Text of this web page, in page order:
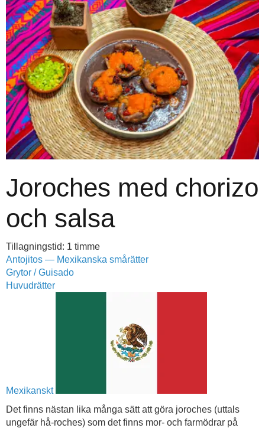
Joroches med chorizo
och salsa
Tillagningstid: 1 timme
Antojitos — Mexikanska smårätter
Grytor / Guisado
Huvudrätter
Mexikanskt
Det finns nästan lika många sätt att göra joroches (uttals
ungefär hå-roches) som det finns mor- och farmödrar på